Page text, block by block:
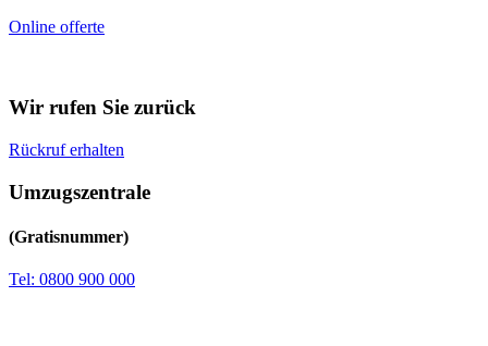
Online offerte
Wir rufen Sie zurück
Rückruf erhalten
Umzugszentrale
(Gratisnummer)
Tel: 0800 900 000